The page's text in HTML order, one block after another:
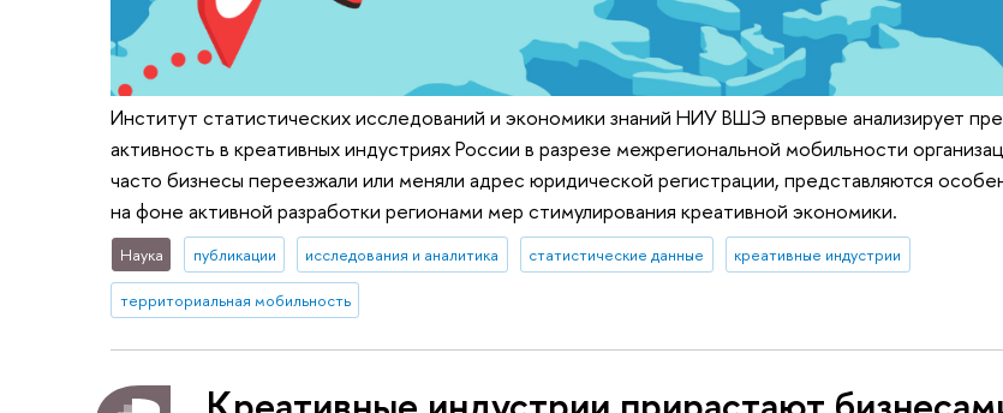
Институт статистических исследований и экономики знаний НИУ ВШЭ впервые анализирует
активность в креативных индустриях России в разрезе межрегиональной мобильности
часто бизнесы переезжали или меняли адрес юридической регистрации, представляются
на фоне активной разработки регионами мер стимулирования креативной экономики.
Наука публикации исследования и аналитика статистические данные креативные индустрии
территориальная мобильность